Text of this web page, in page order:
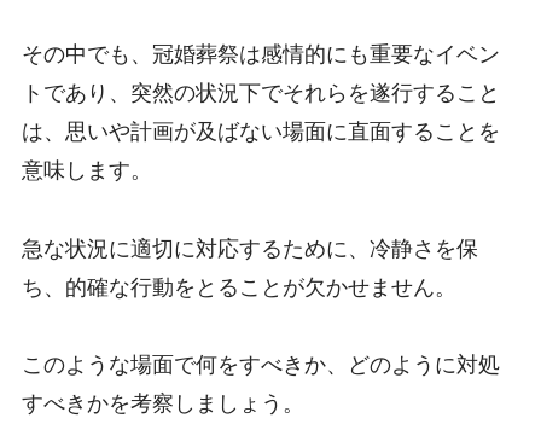
その中でも、冠婚葬祭は感情的にも重要なイベン
トであり、突然の状況下でそれらを遂行すること
は、思いや計画が及ばない場面に直面することを
意味します。
急な状況に適切に対応するために、冷静さを保
ち、的確な行動をとることが欠かせません。
このような場面で何をすべきか、どのように対処
すべきかを考察しましょう。